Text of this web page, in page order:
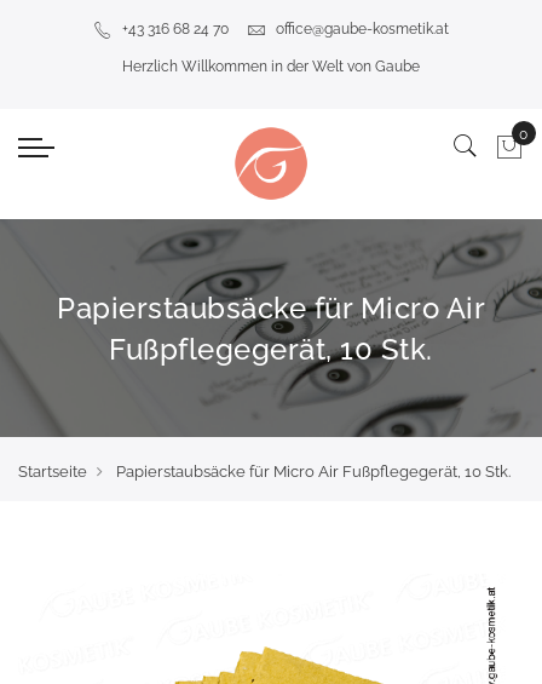
+43 316 68 24 70 office@gaube-kosmetik.at
Herzlich Willkommen in der Welt von Gaube
Papierstaubsäcke für Micro Air
Fußpflegegerät, 10 Stk.
Startseite Papierstaubsäcke für Micro Air Fußpflegegerät, 10 Stk.